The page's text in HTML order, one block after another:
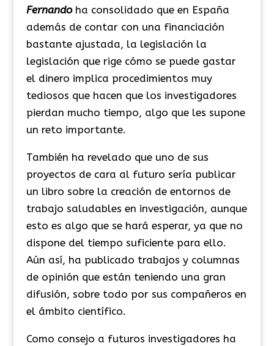
Fernando ha consolidado que en España
además de contar con una financiación
bastante ajustada, la legislación la
legislación que rige cómo se puede gastar
el dinero implica procedimientos muy
tediosos que hacen que los investigadores
pierdan mucho tiempo, algo que les supone
un reto importante.
También ha revelado que uno de sus
proyectos de cara al futuro sería publicar
un libro sobre la creación de entornos de
trabajo saludables en investigación, aunque
esto es algo que se hará esperar, ya que no
dispone del tiempo suficiente para ello.
Aún así, ha publicado trabajos y columnas
de opinión que están teniendo una gran
difusión, sobre todo por sus compañeros en
el ámbito científico.
Como consejo a futuros investigadores ha